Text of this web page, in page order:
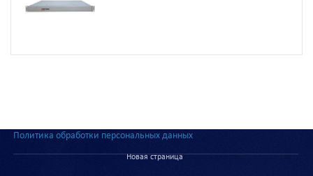
Политика обработки персональных данных
Новая страница